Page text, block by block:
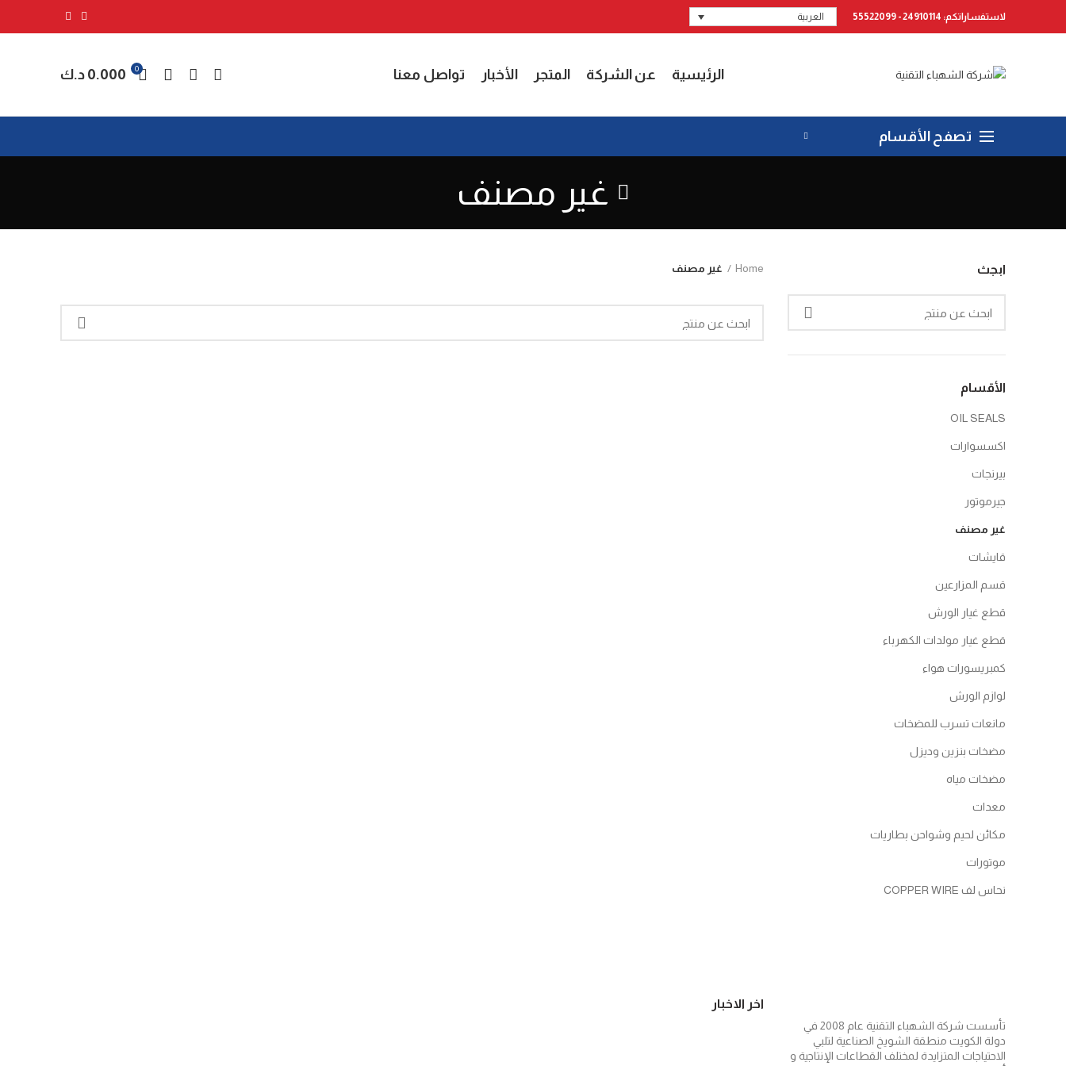
لاستفساراتكم: 24910114 - 55522099 العربية
الرئيسية عن الشركة المتجر الأخبار تواصل معنا 0
0.000 د.ك
تصفح الأقسام
غير مصنف
ابجث
الأقسام
OIL SEALS
اكسسوارات
بيرنجات
جيرموتور
غير مصنف
قايشات
قسم المزارعين
قطع غيار الورش
قطع غيار مولدات الكهرباء
كمبريسورات هواء
لوازم الورش
مانعات تسرب للمضخات
مضخات بنزين وديزل
مضخات مياه
معدات
مكائن لحيم وشواحن بطاريات
موتورات
نحاس لف COPPER WIRE
Home غير مصنف
تأسست شركة الشهباء التقنية عام 2008 في
دولة الكويت منطقة الشويخ الصناعية لتلبي
الاحتياجات المتزايدة لمختلف القطاعات الإنتاجية و
اخر الاخبار